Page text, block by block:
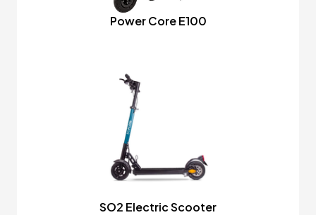
Power Core E100
SO2 Electric Scooter